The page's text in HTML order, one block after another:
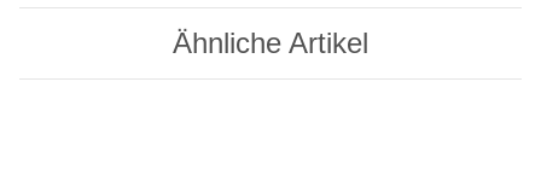
Ähnliche Artikel